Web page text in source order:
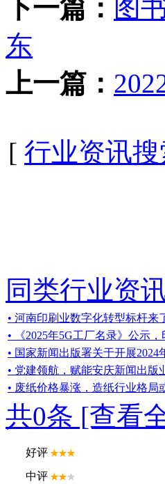
下一篇： 图
东
上一篇：
[ 行业资讯搜
同类行业资
• 河南印刷业数字化转型标杆来
• 《2025年5G工厂名录》公示
• 国家新闻出版署关于开展2024
• 党建领航，赋能安庆新闻出版
• 废纸价格暴涨，造纸行业格局
共0条 [查看